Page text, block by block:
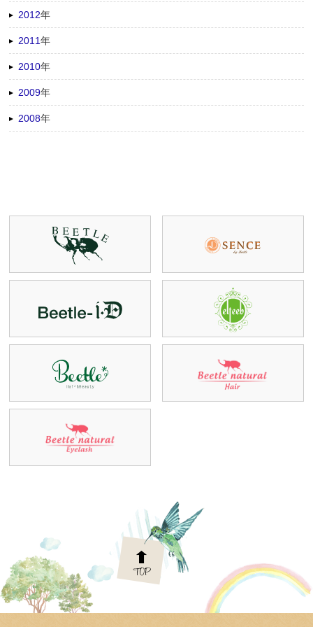
2012年
2011年
2010年
2009年
2008年